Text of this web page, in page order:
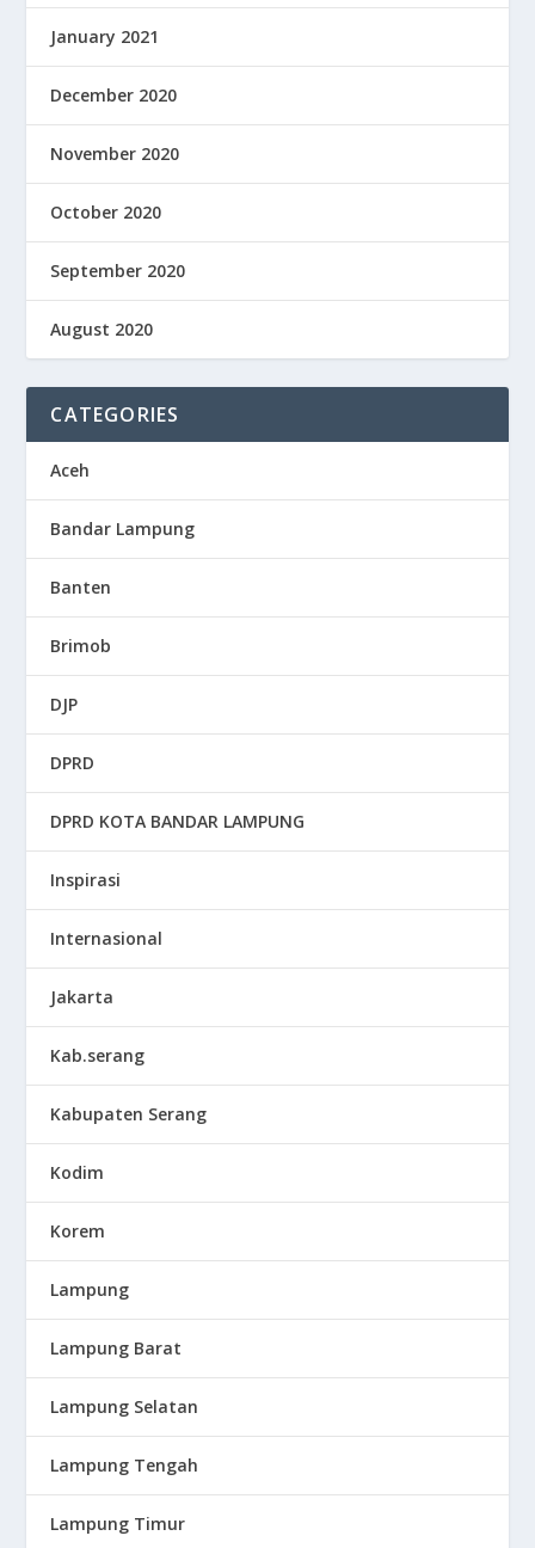
January 2021
December 2020
November 2020
October 2020
September 2020
August 2020
CATEGORIES
Aceh
Bandar Lampung
Banten
Brimob
DJP
DPRD
DPRD KOTA BANDAR LAMPUNG
Inspirasi
Internasional
Jakarta
Kab.serang
Kabupaten Serang
Kodim
Korem
Lampung
Lampung Barat
Lampung Selatan
Lampung Tengah
Lampung Timur